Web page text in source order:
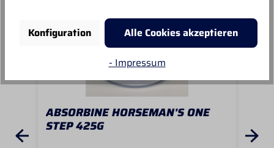
ABSORBINE HORSEMAN'S ONE
STEP 425G
Konfiguration
Alle Cookies akzeptieren
- Impressum